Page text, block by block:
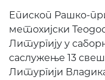
Епископ Рашко-
метохијски
Литургију у
саслужење 13
Литургији